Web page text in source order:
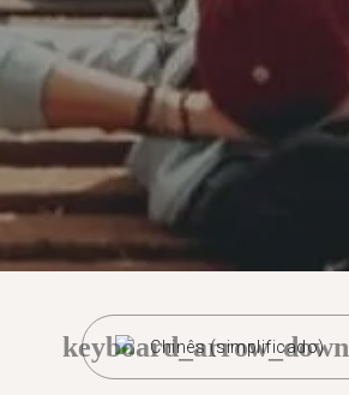
Chinês (simplificado)
keyboard_arrow_down